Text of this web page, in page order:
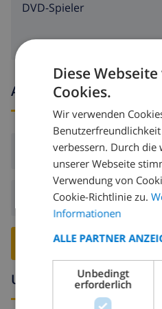
von 5 Kilometern der Villa)
Schnorcheln und
Kilometern der Villa)
Surfen und Wasserski
der Villa)
DVD-Spieler
Ankunfts- und
Ankunft:Ab
Abreise:
VILLA
Umgebung
Diese
Cookies.
Wir verwenden
verbessern. Durch die
unserer Webseite
Verwendung von
Cookie-Richtlinie zu.
Informationen
ALLE PARTNER
Unbedingt
erforderlich